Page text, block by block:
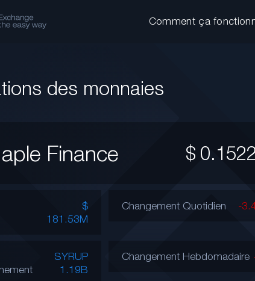
Comment ça
des monnaies
Finance $
$
181.53M
SYRUP
1.19B
Changement Quotidien -
Changement Hebdomadaire